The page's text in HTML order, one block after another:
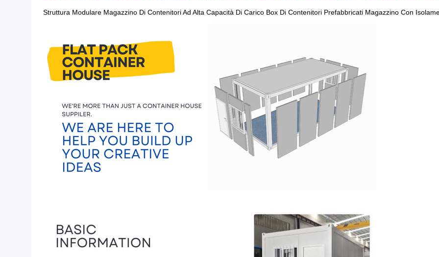
Struttura Modulare Magazzino Di Contenitori Ad Alta Capacità Di Carico Box Di Contenitori Prefabbricati Magazzino Con